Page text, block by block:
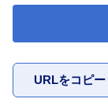
URLをコピー